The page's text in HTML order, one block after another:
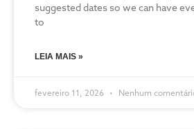
suggested dates so we can have
to
LEIA MAIS »
fevereiro 11, 2026 Nenhum